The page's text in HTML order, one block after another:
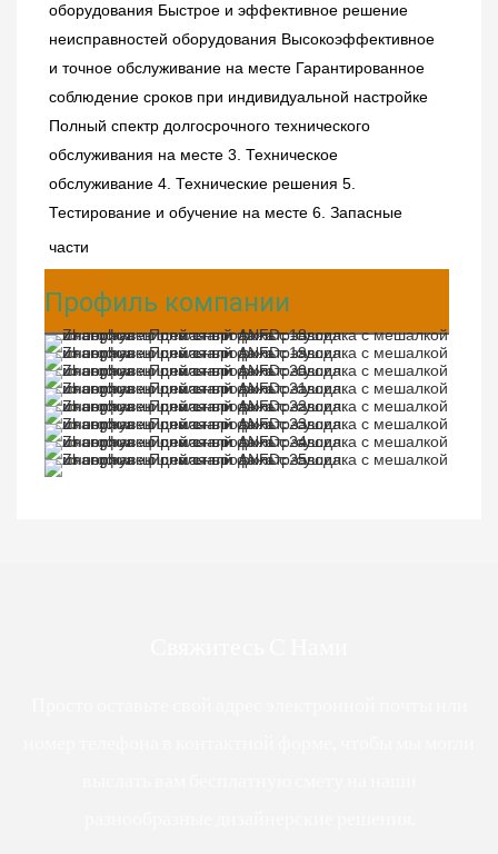
оборудования Быстрое и эффективное решение
неисправностей оборудования Высокоэффективное
и точное обслуживание на месте Гарантированное
соблюдение сроков при индивидуальной настройке
Полный спектр долгосрочного технического
обслуживания на месте 3. Техническое
обслуживание 4. Технические решения 5.
Тестирование и обучение на месте 6. Запасные
части
Профиль компании